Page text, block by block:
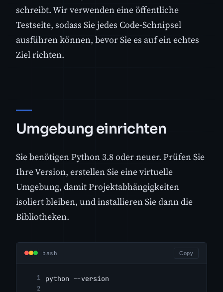
schreibt. Wir verwenden eine öffentliche
Testseite, sodass Sie jedes Code-Schnipsel
ausführen können, bevor Sie es auf ein echtes
Ziel richten.
Umgebung einrichten
Sie benötigen Python 3.8 oder neuer. Prüfen Sie
Ihre Version, erstellen Sie eine virtuelle
Umgebung, damit Projektabhängigkeiten
isoliert bleiben, und installieren Sie dann die
Bibliotheken.
bash Copy
python --version